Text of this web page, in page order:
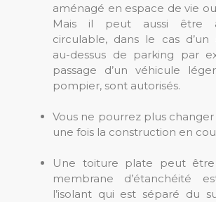
aménagé en espace de vie
Mais il peut aussi être
circulable, dans le cas
au-dessus de parking par
passage d’un véhicule
pompier, sont autorisés.
Vous ne pourrez plus
une fois la construction en
Une toiture plate peut être
membrane d’étanchéité
l’isolant qui est séparé du